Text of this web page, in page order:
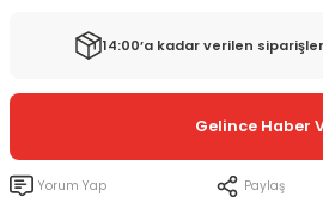
14:00’a kadar verilen
Gelince Haber
Yorum Yap Paylaş